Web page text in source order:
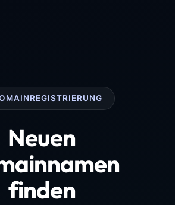
Neuen
finden